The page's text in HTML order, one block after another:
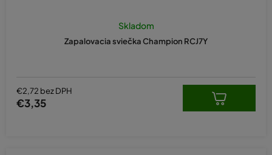
Zapalovacia sviečka Champion RCJ7Y
Skladom
€2,72 bez DPH
€3,35